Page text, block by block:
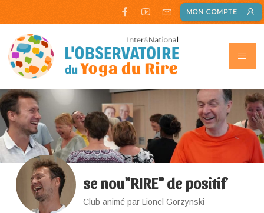
MON COMPTE
se nou"RIRE" de positif
Club animé par Lionel Gorzynski